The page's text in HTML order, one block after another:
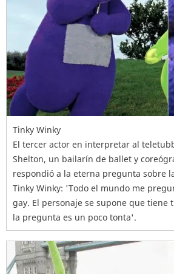
Tinky Winky
El tercer actor en interpretar al
Shelton, un bailarín de ballet y
respondió a la eterna pregunta sobre
Tinky Winky: 'Todo el mundo me
gay. El personaje se supone que tiene
la pregunta es un poco tonta'.